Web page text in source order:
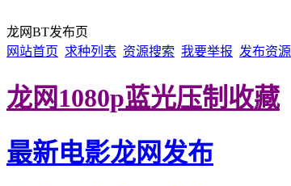
龙网BT发布页
网站首页 求种列表 资源搜索 我要举报 发布资源
龙网1080p蓝光压制收藏
最新电影龙网发布